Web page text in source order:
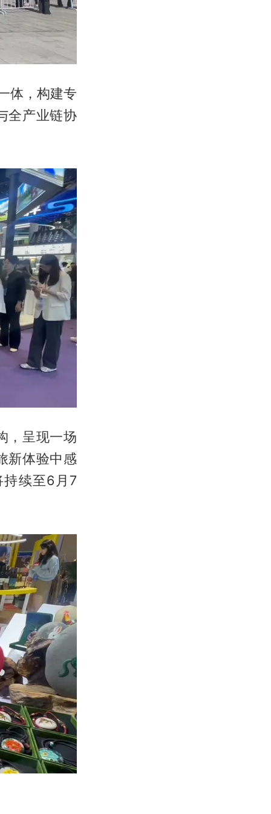
体，构建专
全产业链协
，呈现一场
新体验中感
续至6月7